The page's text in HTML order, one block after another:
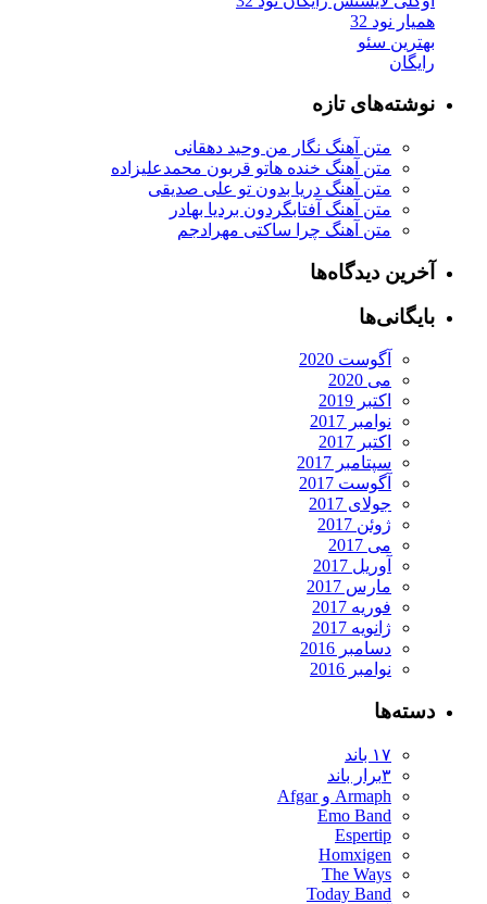
نود 32
سئو
تازه
متن آهنگ نگار من وحید دهقانی
متن آهنگ خنده هاتو قربون محمدعلیزاده
متن آهنگ دریا بدون تو علی صدیقی
متن آهنگ آفتابگردون بردیا بهادر
متن آهنگ چرا ساکتی مهرادجم
دیدگاه‌ها
آگوست 2020
سپتامبر 2017
آگوست 2017
جولای 2017
مارس 2017
دسامبر 2016
Armaph و Afgar
Emo Band
Espertip
Homxigen
The Ways
Today Band